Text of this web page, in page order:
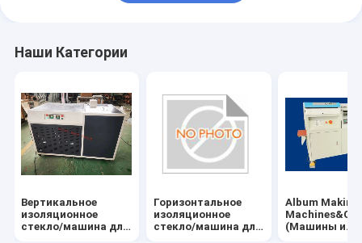
Наши Категории
Вертикальное
изоляционное
стекло/машина для
Горизонтальное
изоляционное
стекло/машина для
Album Making
(Машины и